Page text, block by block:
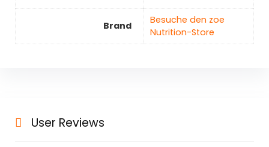
Brand
Besuche den zoe
Nutrition-Store
User Reviews